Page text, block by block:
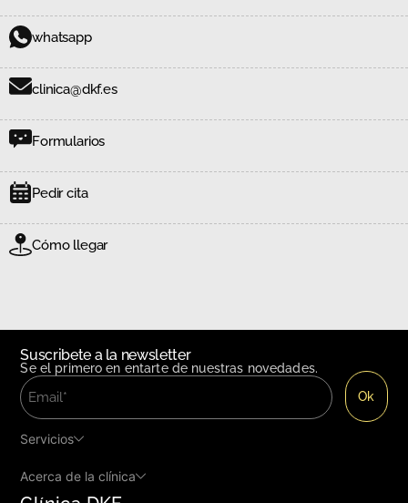
whatsapp
clinica@dkf.es
Formularios
Pedir cita
Cómo llegar
Suscribete a la newsletter
Se el primero en entarte de nuestras novedades.
Servicios
Acerca de la clínica